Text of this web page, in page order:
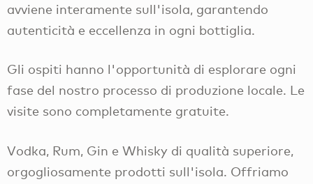
avviene interamente sull'isola, garantendo
autenticità e eccellenza in ogni bottiglia.
Gli ospiti hanno l'opportunità di esplorare ogni
fase del nostro processo di produzione locale. Le
visite sono completamente gratuite.
Vodka, Rum, Gin e Whisky di qualità superiore,
orgogliosamente prodotti sull'isola. Offriamo